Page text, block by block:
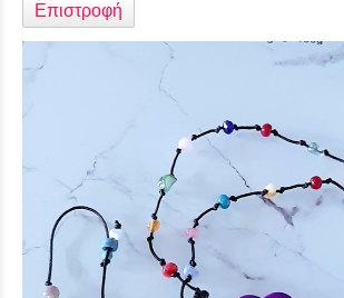
Επιστροφή